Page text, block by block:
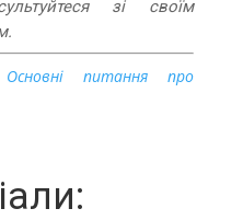
зі своїм
питання про